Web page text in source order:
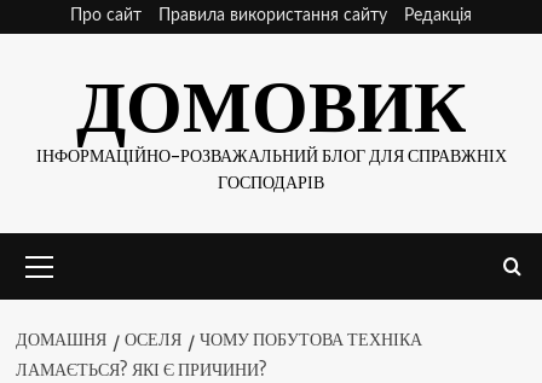
Про сайт Правила використання сайту Редакція
ДОМОВИК
ІНФОРМАЦІЙНО-РОЗВАЖАЛЬНИЙ БЛОГ ДЛЯ СПРАВЖНІХ
ГОСПОДАРІВ
меню
ДОМАШНЯ ОСЕЛЯ
ЧОМУ ПОБУТОВА ТЕХНІКА
ЛАМАЄТЬСЯ? ЯКІ Є ПРИЧИНИ?